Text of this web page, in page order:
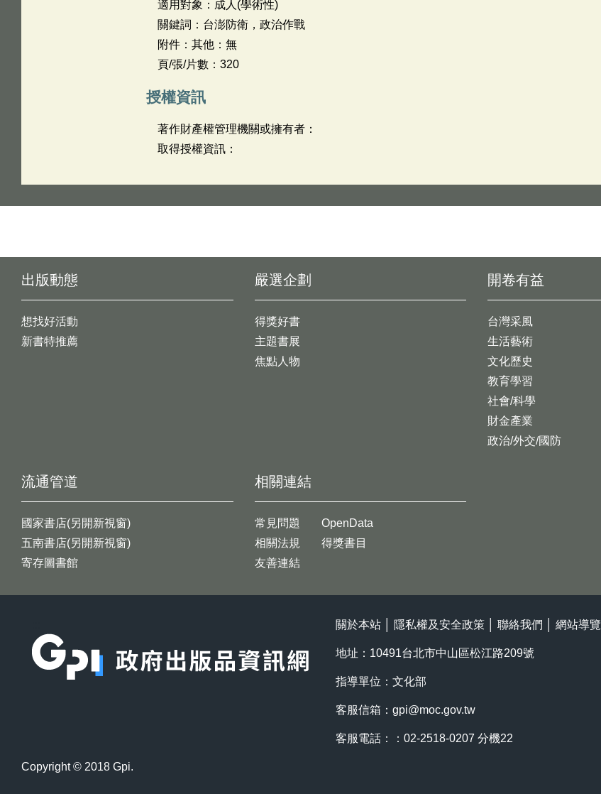
適用對象：成人(學術性)
關鍵詞：台澎防衛，政治作戰
附件：其他：無
頁/張/片數：320
授權資訊
著作財產權管理機關或擁有者：
取得授權資訊：
出版動態
想找好活動
新書特推薦
開卷有益
台灣采風
生活藝術
文化歷史
教育學習
社會/科學
財金產業
政治/外交/國防
嚴選企劃
得獎好書
主題書展
焦點人物
流通管道
國家書店(另開新視窗)
五南書店(另開新視窗)
寄存圖書館
相關連結
常見問題
相關法規
友善連結
OpenData
得獎書目
關於本站 隱私權及安全政策 聯絡我們 網站導覽
地址：10491台北市中山區松江路209號
指導單位：文化部
客服信箱： gpi@moc.gov.tw
客服電話：：02-2518-0207 分機22
Copyright © 2018 Gpi.